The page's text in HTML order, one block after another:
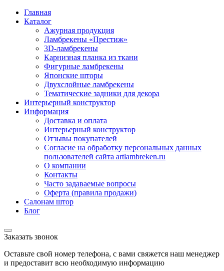
Главная
Каталог
Ажурная продукция
Ламбрекены «Престиж»
3D-ламбрекены
Карнизная планка из ткани
Фигурные ламбрекены
Японские шторы
Двухслойные ламбрекены
Тематические задники для декора
Интерьерный конструктор
Информация
Доставка и оплата
Интерьерный конструктор
Отзывы покупателей
Согласие на обработку персональных данных
пользователей сайта artlambreken.ru
О компании
Контакты
Часто задаваемые вопросы
Оферта (правила продажи)
Салонам штор
Блог
Заказать звонок
Оставьте свой номер телефона, с вами свяжется наш менеджер
и предоставит всю необходимую информацию